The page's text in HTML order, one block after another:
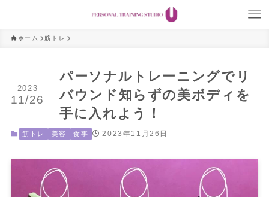
ホーム 筋トレ
パーソナルトレーニングでリ
バウンド知らずの美ボディを
手に入れよう！
2023
11/26
筋トレ 美容 食事 2023年11月26日